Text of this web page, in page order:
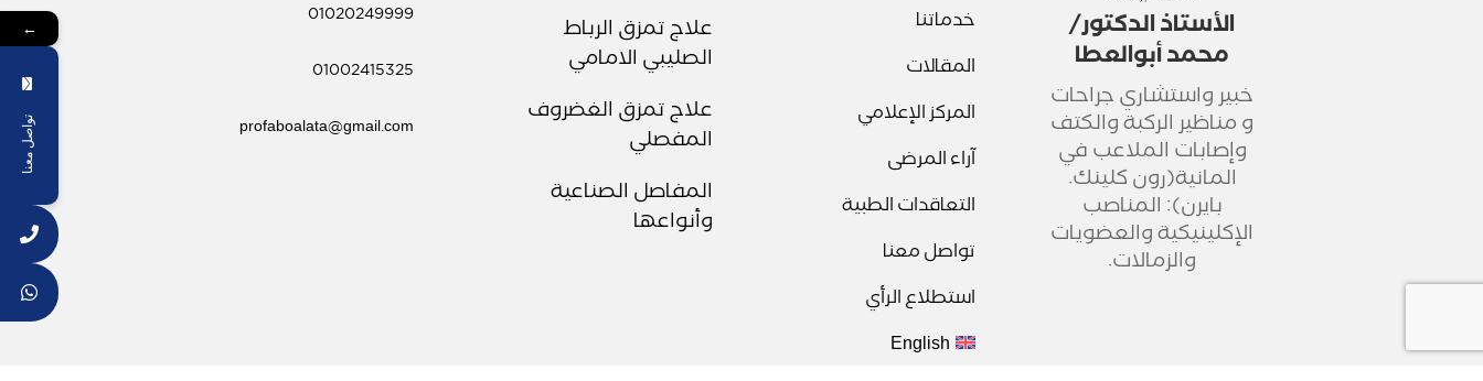
01020249999
01002415325
profaboalata@gmail.com
علاج تمزق الرباط
الصليبي الامامي
علاج تمزق الغضروف
المفصلي
المفاصل الصناعية
وأنواعها
خدماتنا
المقالات
المركز الإعلامي
آراء المرضى
التعاقدات الطبية
تواصل معنا
استطلاع الرأي
English
الأستاذ الدكتور/
محمد أبوالعطا
خبير واستشاري جراحات
و مناظير الركبة والكتف
وإصابات الملاعب في
المانية(رون كلينك.
بايرن): المناصب
الإكلينيكية والعضويات
والزمالات.
←
تواصل معنا